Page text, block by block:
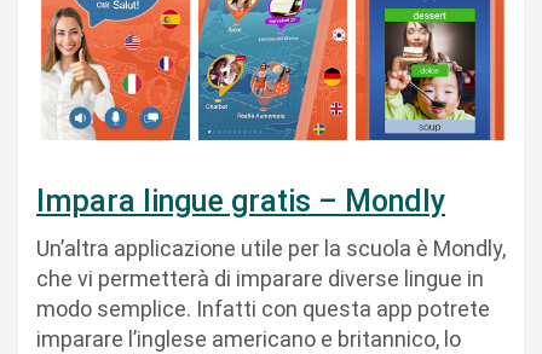
Impara lingue gratis – Mondly
Un’altra applicazione utile per la scuola è Mondly,
che vi permetterà di imparare diverse lingue in
modo semplice. Infatti con questa app potrete
imparare l’inglese americano e britannico, lo